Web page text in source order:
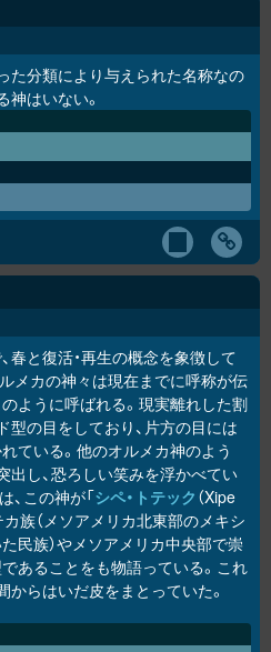
た分類により与えられた名称なの
神はいない。
春と復活・再生の概念を象徴して
メカの神々は現在までに呼称が伝
ように呼ばれる。現実離れした割
型の目をしており、片方の目には
ている。他のオルメカ神のよう
出し、恐ろしい笑みを浮かべてい
、この神が「シペ・トテック （Xipe
カ族（メソアメリカ北東部のメキシ
民族）やメソアメリカ中央部で崇
あることをも物語っている。これ
からはいだ皮をまとっていた。